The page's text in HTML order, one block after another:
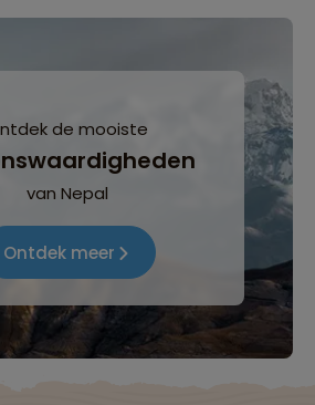
de mooiste
van Nepal
Ontdek meer